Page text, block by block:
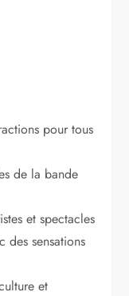
pour tous
de la bande
et spectacles
des sensations
et